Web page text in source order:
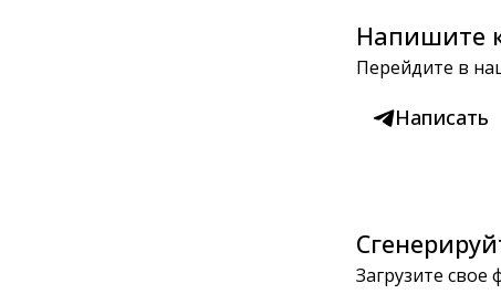
Напишите
Перейдите в
Написать
Загрузите свое